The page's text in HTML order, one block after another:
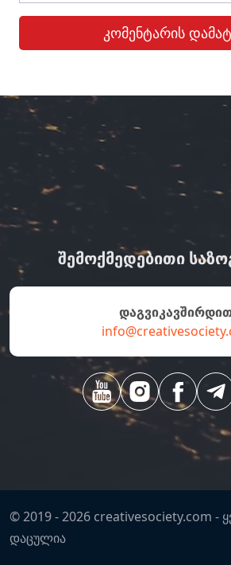
კომენტარის
ᲨᲔᲛᲝᲥᲛᲔᲓᲔᲑᲘᲗᲘ
© 2019 -2026 creativesociety.com -
დაცულია